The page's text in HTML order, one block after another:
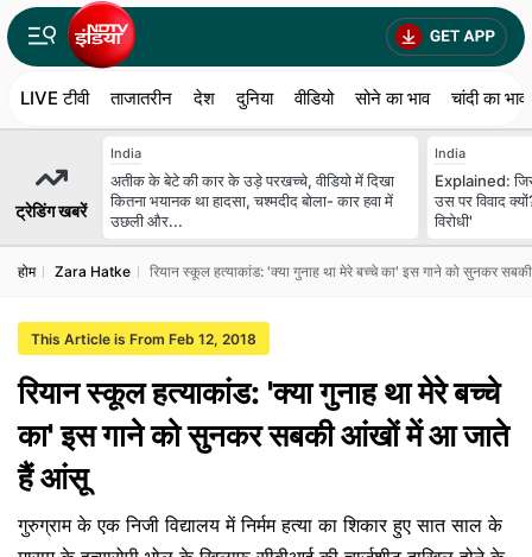
LIVE टीवी ताजातरीन देश दुनिया वीडियो सोने का भाव चांदी का भाव
ट्रेडिंग खबरें
India
अतीक के बेटे की कार के उड़े परखच्चे, वीडियो में दिखा
कितना भयानक था हादसा, चश्मदीद बोला- कार हवा में
उछली और...
India
Explained:
उस पर विवाद
विरोधी'
होम Zara Hatke रियान स्कूल हत्याकांड: 'क्या गुनाह था मेरे बच्चे का' इस गाने को सुनकर
This Article is From Feb 12, 2018
रियान स्कूल हत्याकांड: 'क्या गुनाह था मेरे बच्चे
का' इस गाने को सुनकर सबकी आंखों में आ जाते
हैं आंसू
गुरुग्राम के एक निजी विद्यालय में निर्मम हत्या का शिकार हुए सात साल के